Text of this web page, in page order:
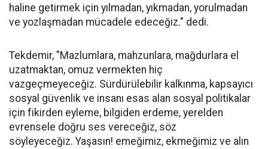
haline getirmek için yılmadan, yıkmadan, yorulmadan
ve yozlaşmadan mücadele edeceğiz." dedi.
Tekdemir, "Mazlumlara, mahzunlara, mağdurlara el
uzatmaktan, omuz vermekten hiç
vazgeçmeyeceğiz. Sürdürülebilir kalkınma, kapsayıcı
sosyal güvenlik ve insanı esas alan sosyal politikalar
için fikirden eyleme, bilgiden erdeme, yerelden
evrensele doğru ses vereceğiz, söz
söyleyeceğiz. Yaşasın! emeğimiz, ekmeğimiz ve alın